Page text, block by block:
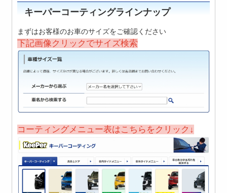
キーパーコーティングラインナップ
まずはお客様のお車のサイズをご確認ください
下記画像クリックでサイズ検索
コーティングメニュー表はこちらをクリック↓